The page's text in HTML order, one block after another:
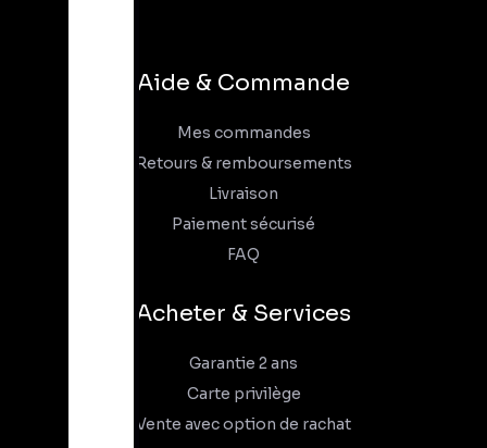
Aide & Commande
Mes commandes
Retours & remboursements
Livraison
Paiement sécurisé
FAQ
Acheter & Services
Garantie 2 ans
Carte privilège
Vente avec option de rachat